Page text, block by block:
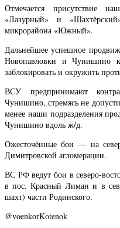
Отмечается присутствие
«Лазурный» и
микрорайона «Южный».
Дальнейшее успешное
Новопавловки и Чунишино
заблокировать и окружить
ВСУ предпринимают
Чунишино, стремясь не
менее наши подразделения
Чунишино вдоль ж/д.
Ожесточённые бои — на
Димитровской агломерации.
ВС РФ ведут бои в северо-
в пос. Красный Лиман и в
шахт) части Родинского.
@voenkorKotenok